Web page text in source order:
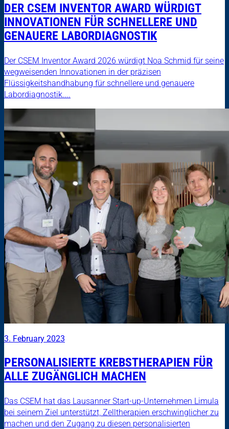
DER CSEM INVENTOR AWARD WÜRDIGT
INNOVATIONEN FÜR SCHNELLERE UND
GENAUERE LABORDIAGNOSTIK
Der CSEM Inventor Award 2026 würdigt Noa Schmid für seine
wegweisenden Innovationen in der präzisen
Flüssigkeitshandhabung für schnellere und genauere
Labordiagnostik....
3. February 2023
PERSONALISIERTE KREBSTHERAPIEN FÜR
ALLE ZUGÄNGLICH MACHEN
Das CSEM hat das Lausanner Start-up-Unternehmen Limula
bei seinem Ziel unterstützt, Zelltherapien erschwinglicher zu
machen und den Zugang zu diesen personalisierten